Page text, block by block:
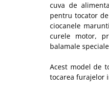
Prelungitoare
Polizoare electrice de banc si
Rindele si freze pentru lemn
Redresoare auto - roboti de
Hote Cupolare
Accesorii, consumabile hote
Masini de tocat carne
Masini de carnati ( CARNATARI
Masini de spalat vase
Masini de spalat vase
cuva de
pentru tocator
ciocanele
curele motor,
balamale
Acest model de
tocarea furajelor